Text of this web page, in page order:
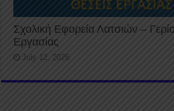
Σχολική Εφορεία Λατσιών –
Εργασίας
July 12, 2026